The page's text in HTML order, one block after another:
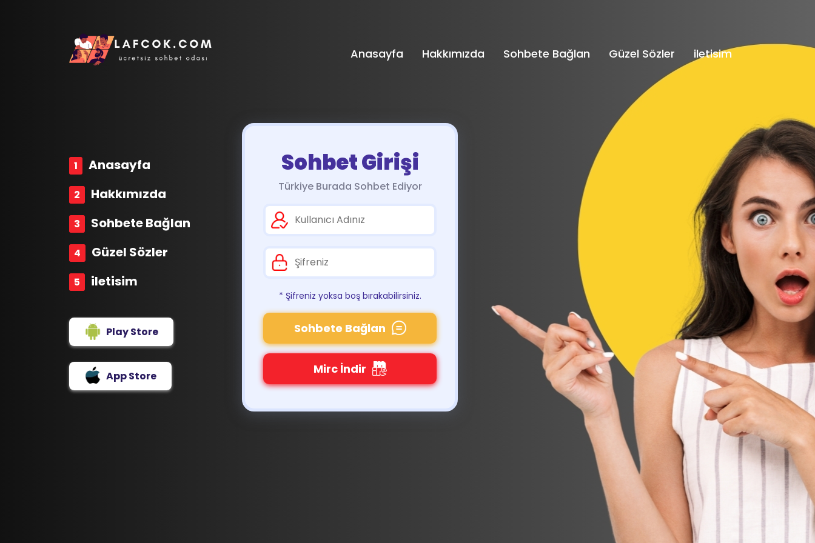
Anasayfa Hakkımızda Sohbete Bağlan Güzel Sözler iletisim
Anasayfa
Hakkımızda
Sohbete Bağlan
Güzel Sözler
iletisim
Play Store
App Store
Sohbet Girişi
Türkiye Burada Sohbet Ediyor
* Şifreniz yoksa boş bırakabilirsiniz.
Sohbete Bağlan
Mirc İndir